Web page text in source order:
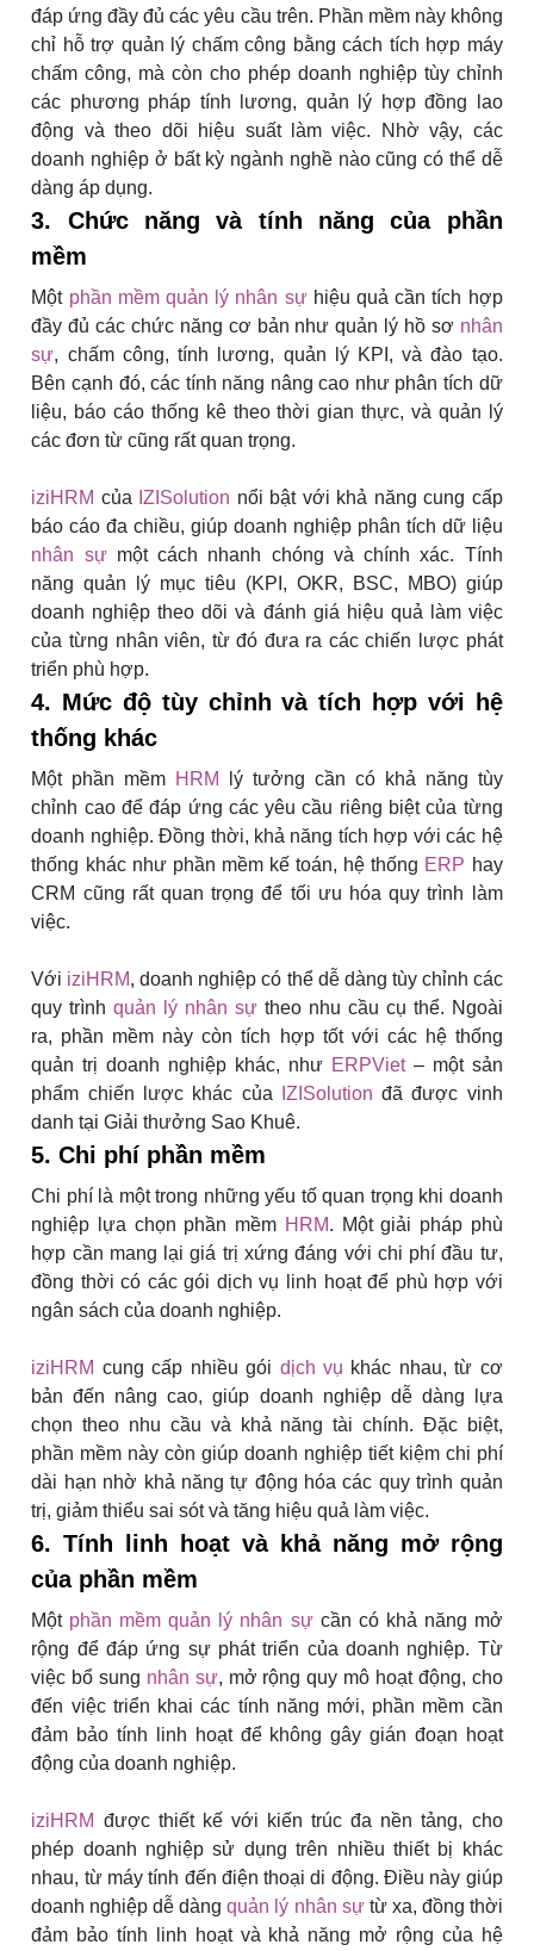
đáp ứng đầy đủ các yêu cầu trên. Phần mềm này không
chỉ hỗ trợ quản lý chấm công bằng cách tích hợp máy
chấm công, mà còn cho phép doanh nghiệp tùy chỉnh
các phương pháp tính lương, quản lý hợp đồng lao
động và theo dõi hiệu suất làm việc. Nhờ vậy, các
doanh nghiệp ở bất kỳ ngành nghề nào cũng có thể dễ
dàng áp dụng.
3. Chức năng và tính năng của phần
mềm
Mộtphần mềm quản lý nhân sựhiệu quả cần tích hợp
đầy đủ các chức năng cơ bản như quản lý hồ sơ nhân
sự, chấm công, tính lương, quản lý KPI, và đào tạo.
Bên cạnh đó, các tính năng nâng cao như phân tích dữ
liệu, báo cáo thống kê theo thời gian thực, và quản lý
các đơn từ cũng rất quan trọng.
iziHRM của IZISolution nổi bật với khả năng cung cấp
báo cáo đa chiều, giúp doanh nghiệp phân tích dữ liệu
nhân sựmột cách nhanh chóng và chính xác. Tính
năng quản lý mục tiêu (KPI, OKR, BSC, MBO) giúp
doanh nghiệp theo dõi và đánh giá hiệu quả làm việc
của từng nhân viên, từ đó đưa ra các chiến lược phát
triển phù hợp.
4. Mức độ tùy chỉnh và tích hợp với hệ
thống khác
Một phần mềm HRM
lý tưởng cần có khả năng tùy
chỉnh cao để đáp ứng các yêu cầu riêng biệt của từng
doanh nghiệp. Đồng thời, khả năng tích hợp với các hệ
thống khác như phần mềm kế toán, hệ thống ERP hay
CRM cũng rất quan trọng để tối ưu hóa quy trình làm
việc.
Với iziHRM, doanh nghiệp có thể dễ dàng tùy chỉnh các
quy trìnhquản lý nhân sự theo nhu cầu cụ thể. Ngoài
ra, phần mềm này còn tích hợp tốt với các hệ thống
quản trị doanh nghiệp khác, như ERPViet– một sản
phẩm chiến lược khác của
IZISolution đã được vinh
danh tại Giải thưởng Sao Khuê.
5. Chi phí phần mềm
Chi phí là một trong những yếu tố quan trọng khi doanh
nghiệp lựa chọn phần mềm HRM. Một giải pháp phù
hợp cần mang lại giá trị xứng đáng với chi phí đầu tư,
đồng thời có các gói dịch vụ linh hoạt để phù hợp với
ngân sách của doanh nghiệp.
iziHRM cung cấp nhiều gói dịch vụ khác nhau, từ cơ
bản đến nâng cao, giúp doanh nghiệp dễ dàng lựa
chọn theo nhu cầu và khả năng tài chính. Đặc biệt,
phần mềm này còn giúp doanh nghiệp tiết kiệm chi phí
dài hạn nhờ khả năng tự động hóa các quy trình quản
trị, giảm thiểu sai sót và tăng hiệu quả làm việc.
6. Tính linh hoạt và khả năng mở rộng
của phần mềm
Một phần mềm quản lý nhân sựcần có khả năng mở
rộng để đáp ứng sự phát triển của doanh nghiệp. Từ
việc bổ sung nhân sự, mở rộng quy mô hoạt động, cho
đến việc triển khai các tính năng mới, phần mềm cần
đảm bảo tính linh hoạt để không gây gián đoạn hoạt
động của doanh nghiệp.
iziHRM được thiết kế với kiến trúc đa nền tảng, cho
phép doanh nghiệp sử dụng trên nhiều thiết bị khác
nhau, từ máy tính đến điện thoại di động. Điều này giúp
doanh nghiệp dễ dàngquản lý nhân sựtừ xa, đồng thời
đảm bảo tính linh hoạt và khả năng mở rộng của hệ